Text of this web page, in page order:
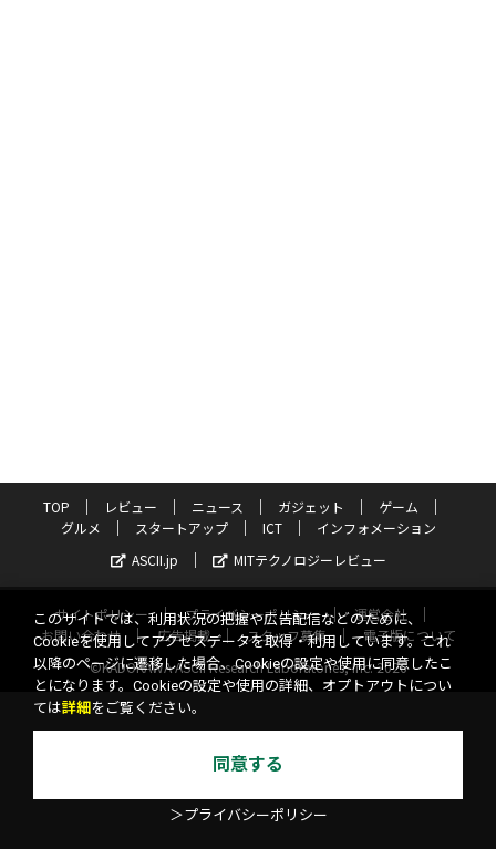
TOP レビュー ニュース ガジェット
ゲーム
グルメ
スタートアップ ICT
インフォメーション
ASCII.jp
MITテクノロジーレビュー
サイトポリシー プライバシーポリシー
運営会社
お問い合わせ
広告掲載 スタッフ募集
電子版について
©KADOKAWA ASCII Research Laboratories, Inc. 2026
このサイトでは、利用状況の把握や広告配信などのために、
Cookieを使用してアクセスデータを取得・利用しています。これ
以降のページに遷移した場合、Cookieの設定や使用に同意したこ
とになります。Cookieの設定や使用の詳細、オプトアウトについ
ては詳細 をご覧ください。
同意する
＞プライバシーポリシー